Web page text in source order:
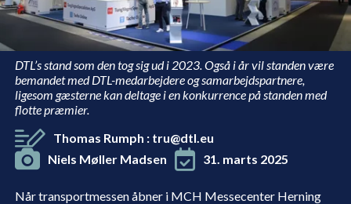
Når transportmessen åbner i MCH Messecenter Herning
DTL’s stand som den tog sig ud i 2023. Også i år vil standen være
bemandet med DTL-medarbejdere og samarbejdspartnere,
ligesom gæsterne kan deltage i en konkurrence på standen med
flotte præmier.
Thomas Rumph : tru@dtl.eu
Niels Møller Madsen
31. marts 2025